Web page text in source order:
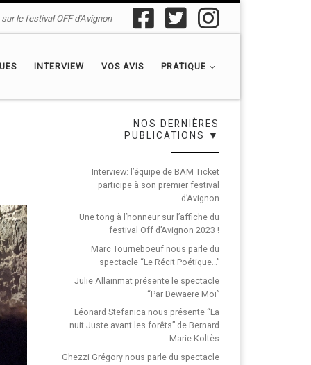
le festival OFF d'Avignon
INTERVIEW VOS AVIS PRATIQUE
NOS DERNIÈRES
PUBLICATIONS ▼
Interview: l’équipe de BAM Ticket
participe à son premier festival
d’Avignon
Une tong à l’honneur sur l’affiche du
festival Off d’Avignon 2023 !
Marc Tourneboeuf nous parle du
spectacle “Le Récit Poétique…”
Julie Allainmat présente le spectacle
“Par Dewaere Moi”
Léonard Stefanica nous présente “La
nuit Juste avant les forêts” de Bernard
Marie Koltès
Ghezzi Grégory nous parle du spectacle